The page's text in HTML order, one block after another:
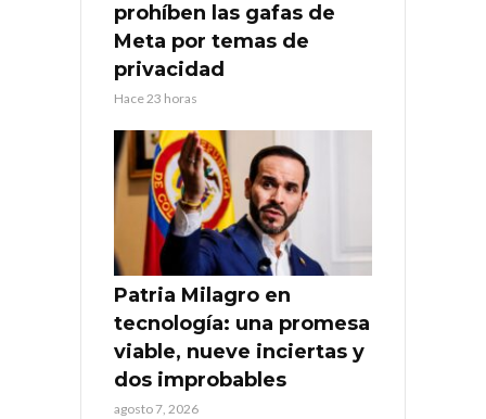
prohíben las gafas de
Meta por temas de
privacidad
Hace 23 horas
Patria Milagro en
tecnología: una promesa
viable, nueve inciertas y
dos improbables
agosto 7, 2026